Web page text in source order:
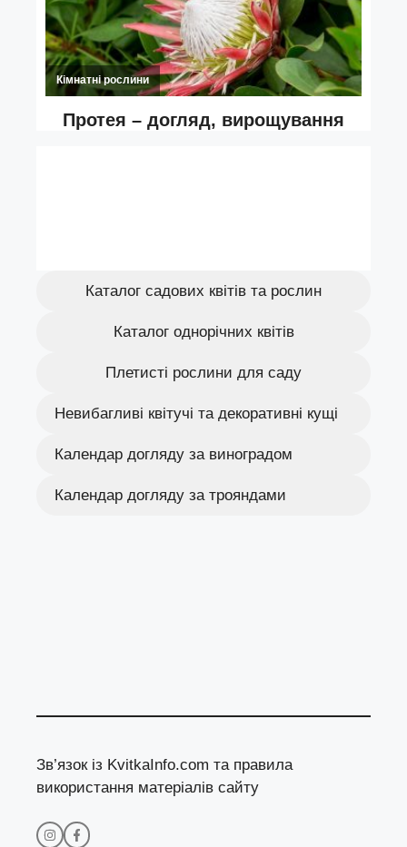
Каталог садових квітів та рослин
Каталог однорічних квітів
Плетисті рослини для саду
Невибагливі квітучі та декоративні кущі
Календар догляду за виноградом
Календар догляду за трояндами
Зв’язок із KvitkaInfo.com та правила
використання матеріалів сайту